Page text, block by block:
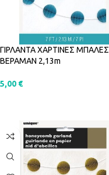
ΓΙΡΛΑΝΤΑ ΧΑΡΤΙΝΕΣ ΜΠΑΛΕΣ
ΒΕΡΑΜΑΝ 2,13m
5,00 €